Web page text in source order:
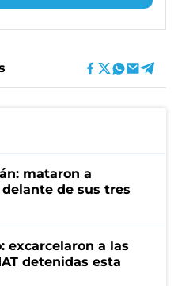
mataron a
de sus tres
excarcelaron a las
detenidas esta